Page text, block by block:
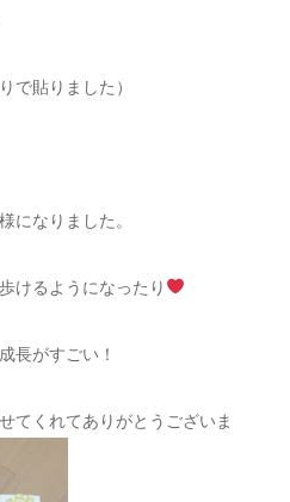
で貼りました）
になりました。
けるようになったり
長がすごい！
てくれてありがとうございま